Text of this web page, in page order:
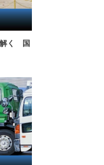
解く 国